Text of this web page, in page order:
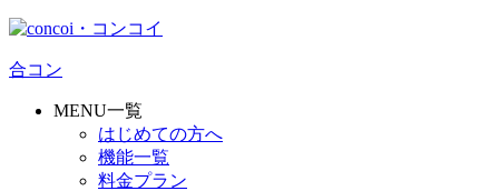
合コン
MENU一覧
はじめての方へ
機能一覧
料金プラン